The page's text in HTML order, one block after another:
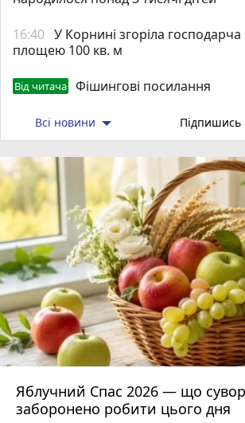
16:40 У Корнині згоріла господарча
площею 100 кв. м
Від читача Фішингові посилання
Всі новини Підпишись
Яблучний Спас 2026 — що
заборонено робити цього дня